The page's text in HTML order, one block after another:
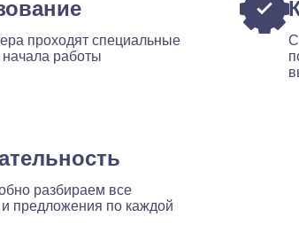
проходят специальные
начала работы
разбираем все
предложения по каждой